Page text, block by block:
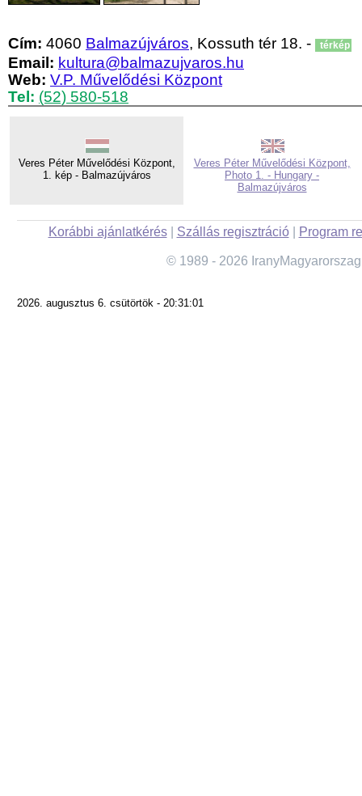
Cím: 4060 Balmazújváros, Kossuth tér 18. - térkép
Email: kultura@balmazujvaros.hu
Web: V.P. Művelődési Központ
Tel: (52) 580-518
Veres Péter Művelődési Központ,
1. kép - Balmazújváros
Veres Péter Művelődési Központ,
Photo 1. - Hungary -
Balmazújváros
Korábbi ajánlatkérés| Szállás regisztráció| Program
© 1989 - 2026
2026. augusztus 6. csütörtök - 20:31:01